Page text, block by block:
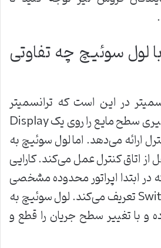
لول سوئیچ چه تفاوتی
در این است که ترانسمیتر
نتایج حاصل از اندازه‌گیری سطح مایع را روی یک Display
ارائه می‌دهد. اما لول سوئیچ به
اتاق کنترل عمل می‌کند. کارایی
ابتدا اپراتور محدوده مشخصی
را به عنوان Switch Point تعریف می‌کند. لول سوئیچ به
با تغییر سطح جریان را قطع و